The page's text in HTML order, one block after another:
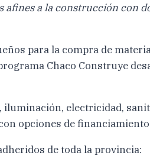
a la construcción con
para la compra de
Chaco Construye
electricidad,
opciones de
de toda la provincia: